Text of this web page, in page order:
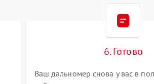
6. Готово
Ваш дальномер снова у вас в